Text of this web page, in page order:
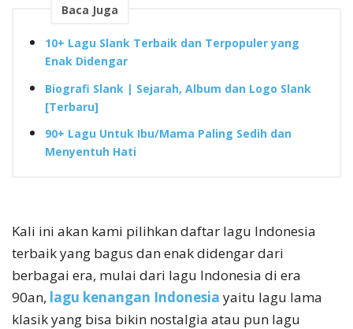
Baca Juga
10+ Lagu Slank Terbaik dan Terpopuler yang
Enak Didengar
Biografi Slank | Sejarah, Album dan Logo Slank
[Terbaru]
90+ Lagu Untuk Ibu/Mama Paling Sedih dan
Menyentuh Hati
Kali ini akan kami pilihkan daftar lagu Indonesia
terbaik yang bagus dan enak didengar dari
berbagai era, mulai dari lagu Indonesia di era
90an, lagu kenangan Indonesia yaitu lagu lama
klasik yang bisa bikin nostalgia atau pun lagu